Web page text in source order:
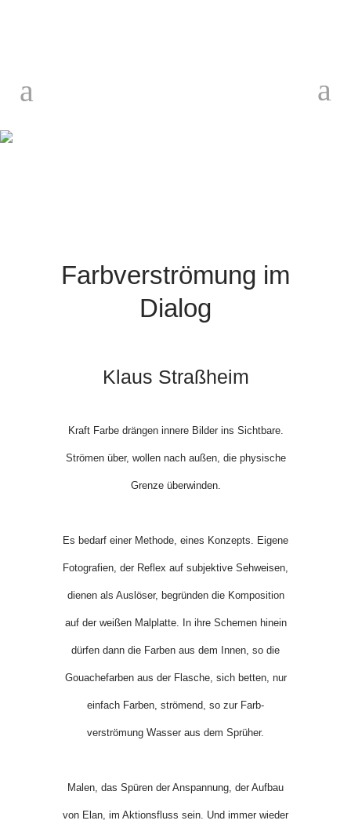
Farbverströmung im
Dialog
Klaus Straßheim
Kraft Farbe drängen innere Bilder ins Sichtbare.
Strömen über, wollen nach außen, die physische
Grenze überwinden.
Es bedarf einer Methode, eines Konzepts. Eigene
Fotografien, der Reflex auf subjektive Sehweisen,
dienen als Auslöser, begründen die Komposition
auf der weißen Malplatte. In ihre Schemen hinein
dürfen dann die Farben aus dem Innen, so die
Gouachefarben aus der Flasche, sich betten, nur
einfach Farben, strömend, so zur Farb­
verströmung Wasser aus dem Sprüher.
Malen, das Spüren der Anspannung, der Aufbau
von Elan, im Aktionsfluss sein. Und immer wieder